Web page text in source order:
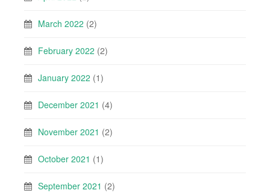
March 2022 (2)
February 2022 (2)
January 2022 (1)
December 2021 (4)
November 2021 (2)
October 2021 (1)
September 2021 (2)